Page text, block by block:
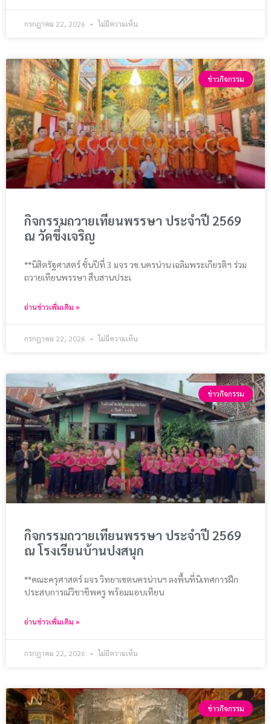
กรกฎาคม 22, 2026 ไม่มีความเห็น
ข่าวกิจกรรม
กิจกรรมถวายเทียนพรรษา ประจำปี 2569
ณ วัดขึ่งเจริญ
**นิสิตรัฐศาสตร์ ชั้นปีที่ 3 มจร วข.นครน่าน เฉลิมพระเกียรติฯ ร่วม
ถวายเทียนพรรษา สืบสานประเ
อ่านข่าวเพิ่มเติม »
กรกฎาคม 22, 2026 ไม่มีความเห็น
ข่าวกิจกรรม
กิจกรรมถวายเทียนพรรษา ประจำปี 2569
ณ โรงเรียนบ้านปงสนุก
**คณะครุศาสตร์ มจร วิทยาเขตนครน่านฯ ลงพื้นที่นิเทศการฝึก
ประสบการณ์วิชาชีพครู พร้อมมอบเทียน
อ่านข่าวเพิ่มเติม »
กรกฎาคม 22, 2026 ไม่มีความเห็น
ข่าวกิจกรรม